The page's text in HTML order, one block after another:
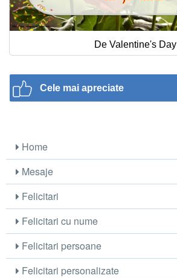
De Valentine's Day
Cele mai apreciate
Home
Mesaje
Felicitari
Felicitari cu nume
Felicitari persoane
Felicitari personalizate